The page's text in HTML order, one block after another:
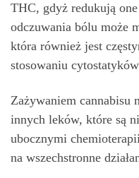
THC, gdyż redukują
odczuwania bólu może
która również jest
stosowaniu
Zażywaniem cannabisu
innych leków, które są
ubocznymi
na wszechstronne